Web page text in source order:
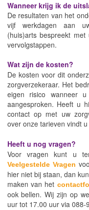
Wanneer krijg ik de
De resultaten van het
vijf werkdagen aan
(huis)arts bespreekt
vervolgstappen.
Wat zijn de kosten?
De kosten voor dit
zorgverzekeraar. Het
eigen risico wanneer
aangesproken. Heeft u
contact op met uw
over onze tarieven vindt
Heeft u nog vragen?
Voor vragen kunt u
Veelgestelde Vragen
hier niet bij staan, dan
maken van het
ook bellen. Wij zijn op
uur tot 17.00 uur via 088-